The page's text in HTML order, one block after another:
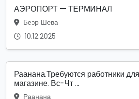
АЭРОПОРТ — ТЕРМИНАЛ
Беэр Шева
10.12.2025
Раанана.Требуются работники
магазине. Вс-Чт ...
Раанана